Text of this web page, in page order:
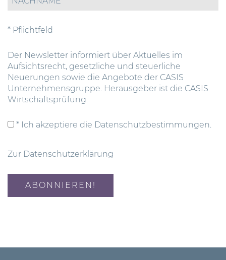
* Pflichtfeld
Der Newsletter informiert über Aktuelles im
Aufsichtsrecht, gesetzliche und steuerliche
Neuerungen sowie die Angebote der CASIS
Unternehmensgruppe. Herausgeber ist die CASIS
Wirtschaftsprüfung.
* Ich akzeptiere die Datenschutzbestimmungen.
Zur Datenschutzerklärung